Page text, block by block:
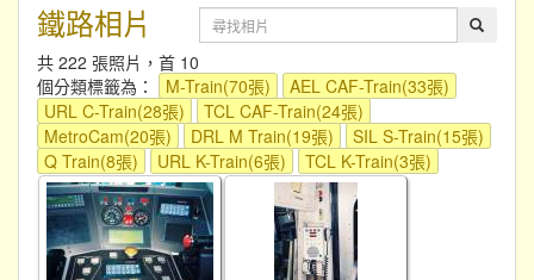
鐵路相片
共 222 張照片，首 10
個分類標籤為：
M-Train(70張)
AEL CAF-Train(33張)
URL C-Train(28張)
TCL CAF-Train(24張)
MetroCam(20張)
DRL M Train(19張)
SIL S-Train(15張)
Q Train(8張)
URL K-Train(6張) TCL K-Train(3張)